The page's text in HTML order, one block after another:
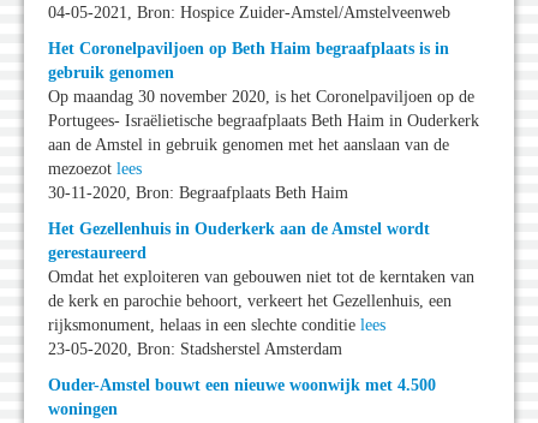
04-05-2021, Bron: Hospice Zuider-Amstel/Amstelveenweb
Het Coronelpaviljoen op Beth Haim begraafplaats is in
gebruik genomen
Op maandag 30 november 2020, is het Coronelpaviljoen op de
Portugees- Israëlietische begraafplaats Beth Haim in Ouderkerk
aan de Amstel in gebruik genomen met het aanslaan van de
mezoezot lees
30-11-2020, Bron: Begraafplaats Beth Haim
Het Gezellenhuis in Ouderkerk aan de Amstel wordt
gerestaureerd
Omdat het exploiteren van gebouwen niet tot de kerntaken van
de kerk en parochie behoort, verkeert het Gezellenhuis, een
rijksmonument, helaas in een slechte conditie lees
23-05-2020, Bron: Stadsherstel Amsterdam
Ouder-Amstel bouwt een nieuwe woonwijk met 4.500
woningen